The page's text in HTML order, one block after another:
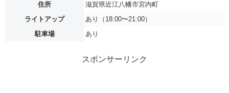
住所
滋賀県近江八幡市宮内町
ライトアップ
あり（18:00〜21:00）
駐車場
あり
スポンサーリンク